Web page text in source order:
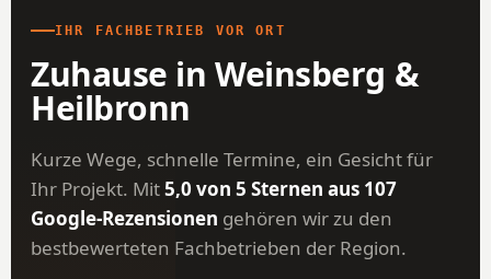
IHR FACHBETRIEB VOR ORT
Zuhause in Weinsberg &
Heilbronn
Kurze Wege, schnelle Termine, ein Gesicht für
Ihr Projekt. Mit5,0 von 5 Sternen aus 107
Google-Rezensionen gehören wir zu den
bestbewerteten Fachbetrieben der Region.